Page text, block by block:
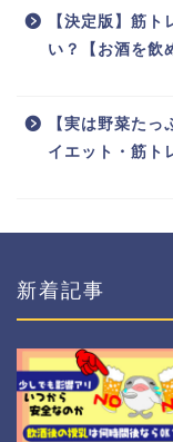
【決定版】筋
い？【お酒を飲
【実は野菜た
イエット・筋
新着記事